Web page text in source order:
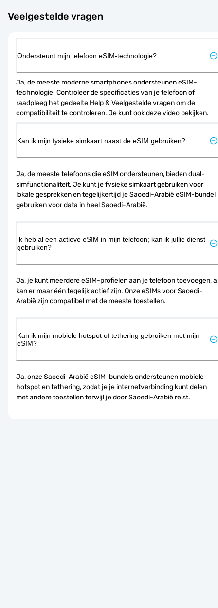
Veelgestelde vragen
Ondersteunt mijn telefoon eSIM-technologie?
Ja, de meeste moderne smartphones ondersteunen eSIM-
technologie. Controleer de specificaties van je telefoon of
raadpleeg het gedeelte Help & Veelgestelde vragen om de
compatibiliteit te controleren. Je kunt ook deze video bekijken.
Kan ik mijn fysieke simkaart naast de eSIM gebruiken?
Ja, de meeste telefoons die eSIM ondersteunen, bieden dual-
simfunctionaliteit. Je kunt je fysieke simkaart gebruiken voor
lokale gesprekken en tegelijkertijd je Saoedi-Arabië eSIM-bundel
gebruiken voor data in heel Saoedi-Arabië.
Ik heb al een actieve eSIM in mijn telefoon; kan ik jullie dienst
gebruiken?
Ja, je kunt meerdere eSIM-profielen aan je telefoon toevoegen, al
kan er maar één tegelijk actief zijn. Onze eSIMs voor Saoedi-
Arabië zijn compatibel met de meeste toestellen.
Kan ik mijn mobiele hotspot of tethering gebruiken met mijn
eSIM?
Ja, onze Saoedi-Arabië eSIM-bundels ondersteunen mobiele
hotspot en tethering, zodat je je internetverbinding kunt delen
met andere toestellen terwijl je door Saoedi-Arabië reist.